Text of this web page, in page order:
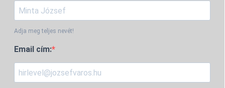
Adja meg teljes nevét!
Email cím: